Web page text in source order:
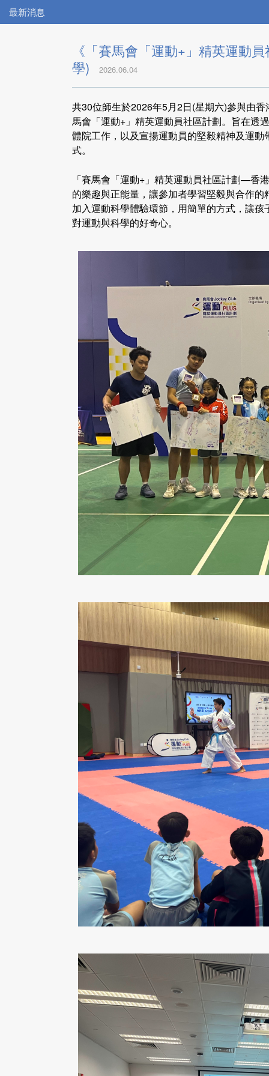
最新消息
《「賽馬會「運動+」精英運動
學)
2026.06.04
共30位師生於2026年5月2日(星期六)參與由
馬會「運動+」精英運動員社區計劃。旨在透
體院工作，以及宣揚運動員的堅毅精神及運
式。
「賽馬會「運動+」精英運動員社區計劃—香
的樂趣與正能量，讓參加者學習堅毅與合作
加入運動科學體驗環節，用簡單的方式，讓
對運動與科學的好奇心。